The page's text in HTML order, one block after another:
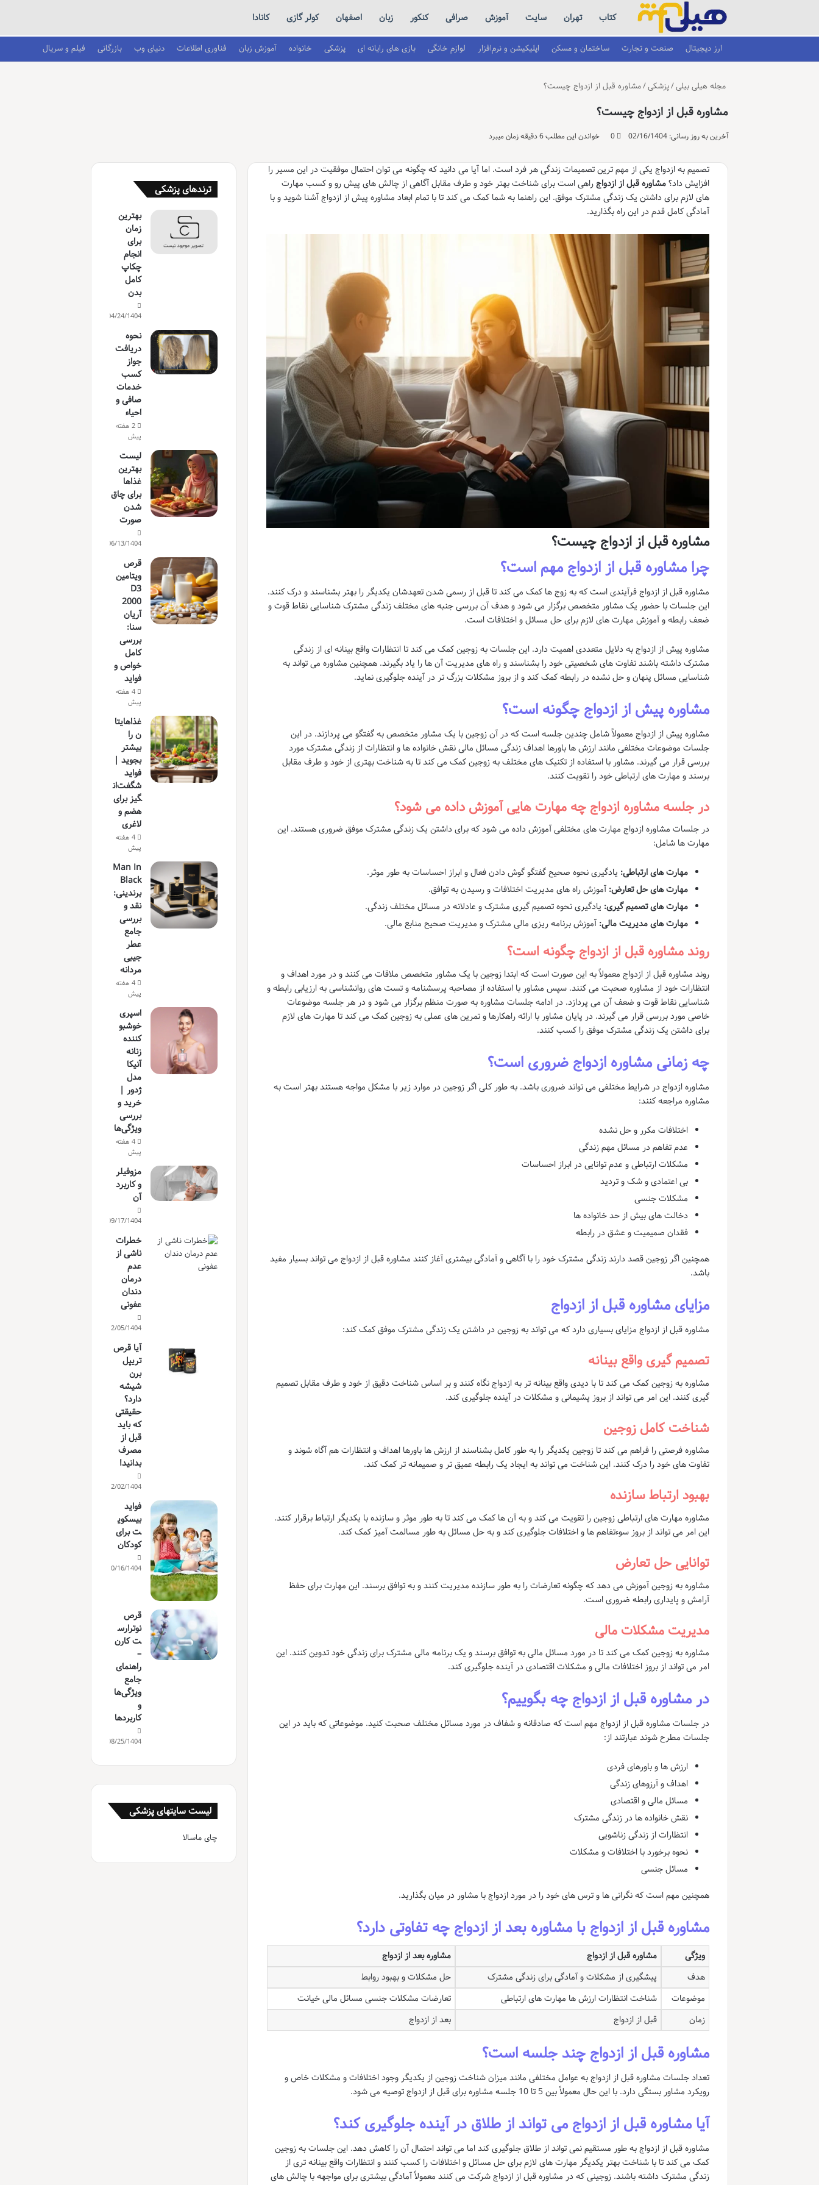
کتاب تهران سایت آموزش صرافی کنکور زبان اصفهان کولر گازی کانادا
ارز دیجیتال صنعت و تجارت ساختمان و مسکن اپلیکیشن و نرم‌افزار لوازم خانگی بازی های رایانه ای پزشکی خانواده آموزش زبان فناوری اطلاعات دنیای وب بازرگانی فیلم و سریال
مجله هیلی بیلی/پزشکی/مشاوره قبل از ازدواج چیست؟
مشاوره قبل از ازدواج چیست؟
آخرین به روز رسانی: 02/16/1404 0 خواندن این مطلب 6 دقیقه زمان میبرد
تصمیم به ازدواج یکی از مهم ترین تصمیمات زندگی هر فرد است. اما آیا می دانید که چگونه می توان احتمال موفقیت در این مسیر را
افزایش داد؟مشاوره قبل از ازدواجراهی است برای شناخت بهتر خود و طرف مقابل آگاهی از چالش های پیش رو و کسب مهارت
های لازم برای داشتن یک زندگی مشترک موفق. این راهنما به شما کمک می کند تا با تمام ابعاد مشاوره پیش از ازدواج آشنا شوید و با
آمادگی کامل قدم در این راه بگذارید.
مشاوره قبل از ازدواج چیست؟
چرا مشاوره قبل از ازدواج مهم است؟
مشاوره قبل از ازدواج فرآیندی است که به زوج ها کمک می کند تا قبل از رسمی شدن تعهدشان یکدیگر را بهتر بشناسند و درک کنند.
این جلسات با حضور یک مشاور متخصص برگزار می شود و هدف آن بررسی جنبه های مختلف زندگی مشترک شناسایی نقاط قوت و
ضعف رابطه و آموزش مهارت های لازم برای حل مسائل و اختلافات است.
مشاوره پیش از ازدواج به دلایل متعددی اهمیت دارد. این جلسات به زوجین کمک می کند تا انتظارات واقع بینانه ای از زندگی
مشترک داشته باشند تفاوت های شخصیتی خود را بشناسند و راه های مدیریت آن ها را یاد بگیرند. همچنین مشاوره می تواند به
شناسایی مسائل پنهان و حل نشده در رابطه کمک کند و از بروز مشکلات بزرگ تر در آینده جلوگیری نماید.
مشاوره پیش از ازدواج چگونه است؟
مشاوره پیش از ازدواج معمولاً شامل چندین جلسه است که در آن زوجین با یک مشاور متخصص به گفتگو می پردازند. در این
جلسات موضوعات مختلفی مانند ارزش ها باورها اهداف زندگی مسائل مالی نقش خانواده ها و انتظارات از زندگی مشترک مورد
بررسی قرار می گیرند. مشاور با استفاده از تکنیک های مختلف به زوجین کمک می کند تا به شناخت بهتری از خود و طرف مقابل
برسند و مهارت های ارتباطی خود را تقویت کنند.
در جلسه مشاوره ازدواج چه مهارت هایی آموزش داده می شود؟
در جلسات مشاوره ازدواج مهارت های مختلفی آموزش داده می شود که برای داشتن یک زندگی مشترک موفق ضروری هستند. این
مهارت ها شامل:
مهارت های ارتباطی: یادگیری نحوه صحیح گفتگو گوش دادن فعال و ابراز احساسات به طور موثر.
مهارت های حل تعارض: آموزش راه های مدیریت اختلافات و رسیدن به توافق.
مهارت های تصمیم گیری: یادگیری نحوه تصمیم گیری مشترک و عادلانه در مسائل مختلف زندگی.
مهارت های مدیریت مالی: آموزش برنامه ریزی مالی مشترک و مدیریت صحیح منابع مالی.
روند مشاوره قبل از ازدواج چگونه است؟
روند مشاوره قبل از ازدواج معمولاً به این صورت است که ابتدا زوجین با یک مشاور متخصص ملاقات می کنند و در مورد اهداف و
انتظارات خود از مشاوره صحبت می کنند. سپس مشاور با استفاده از مصاحبه پرسشنامه و تست های روانشناسی به ارزیابی رابطه و
شناسایی نقاط قوت و ضعف آن می پردازد. در ادامه جلسات مشاوره به صورت منظم برگزار می شود و در هر جلسه موضوعات
خاصی مورد بررسی قرار می گیرند. در پایان مشاور با ارائه راهکارها و تمرین های عملی به زوجین کمک می کند تا مهارت های لازم
برای داشتن یک زندگی مشترک موفق را کسب کنند.
چه زمانی مشاوره ازدواج ضروری است؟
مشاوره ازدواج در شرایط مختلفی می تواند ضروری باشد. به طور کلی اگر زوجین در موارد زیر با مشکل مواجه هستند بهتر است به
مشاوره مراجعه کنند:
اختلافات مکرر و حل نشده
عدم تفاهم در مسائل مهم زندگی
مشکلات ارتباطی و عدم توانایی در ابراز احساسات
بی اعتمادی و شک و تردید
مشکلات جنسی
دخالت های بیش از حد خانواده ها
فقدان صمیمیت و عشق در رابطه
همچنین اگر زوجین قصد دارند زندگی مشترک خود را با آگاهی و آمادگی بیشتری آغاز کنند مشاوره قبل از ازدواج می تواند بسیار مفید
باشد.
مزایای مشاوره قبل از ازدواج
مشاوره قبل از ازدواج مزایای بسیاری دارد که می تواند به زوجین در داشتن یک زندگی مشترک موفق کمک کند:
تصمیم گیری واقع بینانه
مشاوره به زوجین کمک می کند تا با دیدی واقع بینانه تر به ازدواج نگاه کنند و بر اساس شناخت دقیق از خود و طرف مقابل تصمیم
گیری کنند. این امر می تواند از بروز پشیمانی و مشکلات در آینده جلوگیری کند.
شناخت کامل زوجین
مشاوره فرصتی را فراهم می کند تا زوجین یکدیگر را به طور کامل بشناسند از ارزش ها باورها اهداف و انتظارات هم آگاه شوند و
تفاوت های خود را درک کنند. این شناخت می تواند به ایجاد یک رابطه عمیق تر و صمیمانه تر کمک کند.
بهبود ارتباط سازنده
مشاوره مهارت های ارتباطی زوجین را تقویت می کند و به آن ها کمک می کند تا به طور موثر و سازنده با یکدیگر ارتباط برقرار کنند.
این امر می تواند از بروز سوءتفاهم ها و اختلافات جلوگیری کند و به حل مسائل به طور مسالمت آمیز کمک کند.
توانایی حل تعارض
مشاوره به زوجین آموزش می دهد که چگونه تعارضات را به طور سازنده مدیریت کنند و به توافق برسند. این مهارت برای حفظ
آرامش و پایداری رابطه ضروری است.
مدیریت مشکلات مالی
مشاوره به زوجین کمک می کند تا در مورد مسائل مالی به توافق برسند و یک برنامه مالی مشترک برای زندگی خود تدوین کنند. این
امر می تواند از بروز اختلافات مالی و مشکلات اقتصادی در آینده جلوگیری کند.
در مشاوره قبل از ازدواج چه بگوییم؟
در جلسات مشاوره قبل از ازدواج مهم است که صادقانه و شفاف در مورد مسائل مختلف صحبت کنید. موضوعاتی که باید در این
جلسات مطرح شوند عبارتند از:
ارزش ها و باورهای فردی
اهداف و آرزوهای زندگی
مسائل مالی و اقتصادی
نقش خانواده ها در زندگی مشترک
انتظارات از زندگی زناشویی
نحوه برخورد با اختلافات و مشکلات
مسائل جنسی
همچنین مهم است که نگرانی ها و ترس های خود را در مورد ازدواج با مشاور در میان بگذارید.
مشاوره قبل از ازدواج با مشاوره بعد از ازدواج چه تفاوتی دارد؟
ویژگی مشاوره قبل از ازدواج
مشاوره بعد از ازدواج
هدف
پیشگیری از مشکلات و آمادگی برای زندگی مشترک
حل مشکلات و بهبود روابط
موضوعات
شناخت انتظارات ارزش ها مهارت های ارتباطی
تعارضات مشکلات جنسی مسائل مالی خیانت
زمان
قبل از ازدواج بعد از ازدواج
مشاوره قبل از ازدواج چند جلسه است؟
تعداد جلسات مشاوره قبل از ازدواج به عوامل مختلفی مانند میزان شناخت زوجین از یکدیگر وجود اختلافات و مشکلات خاص و
رویکرد مشاور بستگی دارد. با این حال معمولاً بین 5 تا 10 جلسه مشاوره برای قبل از ازدواج توصیه می شود.
آیا مشاوره قبل از ازدواج می تواند از طلاق در آینده جلوگیری کند؟
مشاوره قبل از ازدواج به طور مستقیم نمی تواند از طلاق جلوگیری کند اما می تواند احتمال آن را کاهش دهد. این جلسات به زوجین
کمک می کند تا با شناخت بهتر یکدیگر مهارت های لازم برای حل مسائل و اختلافات را کسب کنند و انتظارات واقع بینانه تری از
زندگی مشترک داشته باشند. زوجینی که در مشاوره قبل از ازدواج شرکت می کنند معمولاً آمادگی بیشتری برای مواجهه با چالش های
ترندهای پزشکی
بهترین
زمان
برای
انجام
چکاپ
کامل
بدن
04/24/1404
نحوه
دریافت
جواز
کسب
خدمات
صافی و
احیاء
2 هفته
پیش
لیست
بهترین
غذاها
برای چاق
شدن
صورت
06/13/1404
قرص
ویتامین
D3
2000
آریان
سنا:
بررسی
کامل
خواص و
فواید
4 هفته
پیش
غذاهایتا
ن را
بیشتر
بجوید |
فواید
شگفت‌ان
گیز برای
هضم و
لاغری
4 هفته
پیش
Man In
Black
برندینی:
نقد و
بررسی
جامع
عطر
جیبی
مردانه
4 هفته
پیش
اسپری
خوشبو
کننده
زنانه
آنیکا
مدل
ژدور |
خرید و
بررسی
ویژگی‌ها
4 هفته
پیش
مزوفیلر
و کاربرد
آن
09/17/1404
خطرات
ناشی از
عدم
درمان
دندان
عفونی
12/05/1404
آیا قرص
تریپل
برن
شیشه
دارد؟
حقیقتی
که باید
قبل از
مصرف
بدانید!
12/02/1404
فواید
بیسکوی
ت برای
کودکان
10/16/1404
قرص
نوترارس
ت کارن
–
راهنمای
جامع
ویژگی‌ها
و
کاربردها
08/25/1404
لیست سایتهای پزشکی
چای ماسالا